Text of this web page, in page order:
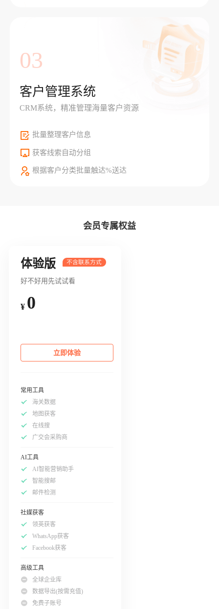
03
客户管理系统
CRM系统，精准管理海量客户资源
批量整理客户信息
获客线索自动分组
根据客户分类批量触达%送达
会员专属权益
体验版
好不好用先试试看
¥ 0
立即体验
常用工具
海关数据
地图获客
在线搜
广交会采购商
AI工具
AI智能营销助手
智能搜邮
邮件检测
社媒获客
领英获客
WhatsApp获客
Facebook获客
高级工具
全球企业库
数据导出(按需充值)
免费子账号